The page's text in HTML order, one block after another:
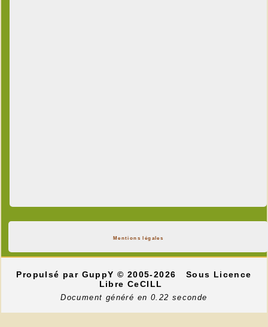
Mentions légales
Propulsé par GuppY© 2005-2026
Sous Licence
Libre CeCILL
Document généré en 0.22 seconde